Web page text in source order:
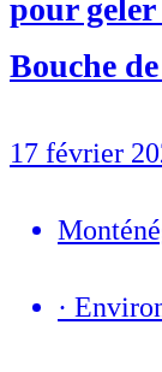
pour
Bouche
17 février
·